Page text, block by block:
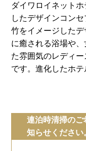
ダイワロイネット
したデザインコンセ
竹をイメージした
に癒される浴場や
た雰囲気のレディ
です。進化したホテ
連泊時清掃の
知らせください